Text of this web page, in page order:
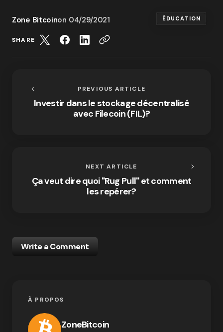
Zone Bitcoinon 04/29/2021 ÉDUCATION
SHARE
PREVIOUS ARTICLE
Investir dans le stockage décentralisé
avec Filecoin (FIL)?
NEXT ARTICLE
Ça veut dire quoi "Rug Pull" et comment
les repérer?
Write a Comment
À PROPOS
ZoneBitcoin